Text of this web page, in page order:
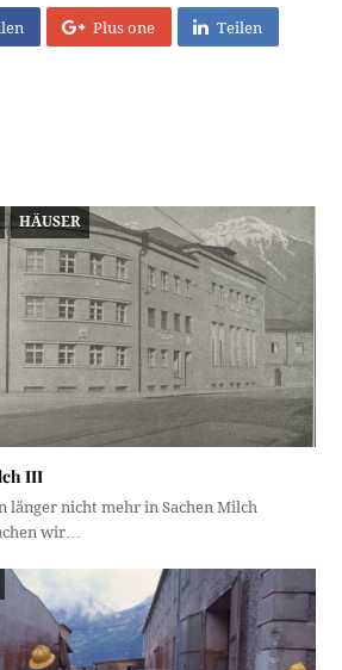
Plus one Teilen
HÄUSER
III
länger nicht mehr in Sachen Milch
wir…